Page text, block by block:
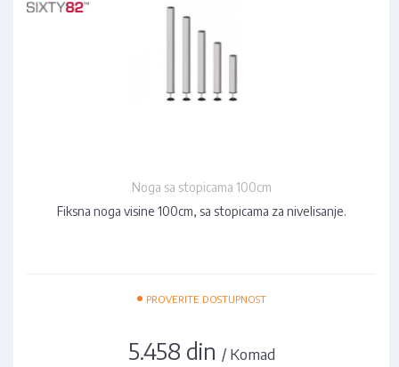
Noga sa stopicama 100cm
Fiksna noga visine 100cm, sa stopicama za nivelisanje.
• PROVERITE DOSTUPNOST
5.458 din / Komad